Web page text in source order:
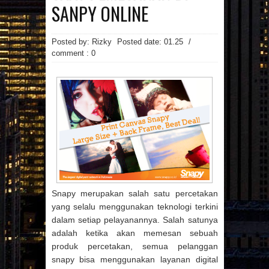
MANFAAT MAJU
MASAKAN
MINUMAN
OTOMOTIF
PEMBANGUNAN
PENDIDIKAN
PERCETAKAN
PRAGNANCY
PROPERTI
REVIEW
SMARTPHONE
SNAPPY
SPA
SPORTS
TECHNOLOGY
TEKNOLOGI
TIPS
TRAVEL
TREVEL
UMUM
UNIVERSITAS
VIDEO
WANITA WISATA
Arsip Blog
► 2026 (7) ► 2025 (17)
► 2024 (22) ► 2023 (21)
2019 (123)
► 2018 (135)
▼ 2017 (86)
► DESEMBER (4)
► NOVEMBER (8)
► 2016 (107) ► 2015 (50)
SANPY ONLINE
Posted by: Rizky Posted date: 01.25
/
comment : 0
Snapy merupakan salah satu percetakan
yang selalu menggunakan teknologi terkini
dalam setiap pelayanannya. Salah satunya
adalah ketika akan memesan sebuah
produk percetakan, semua pelanggan
snapy bisa menggunakan layanan digital